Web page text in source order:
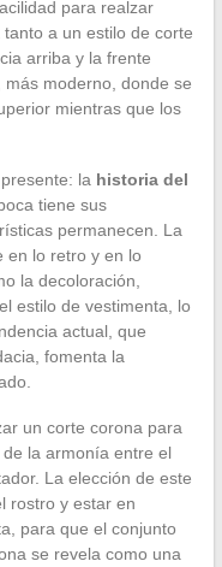
para realzar
a un estilo de corte
arriba y la frente
moderno, donde se
mientras que los
la historia del
tiene sus
permanecen. La
en lo retro y en lo
la decoloración,
estilo de vestimenta, lo
actual, que
fomenta la
un corte corona para
la armonía entre el
La elección de este
rostro y estar en
para que el conjunto
se revela como una